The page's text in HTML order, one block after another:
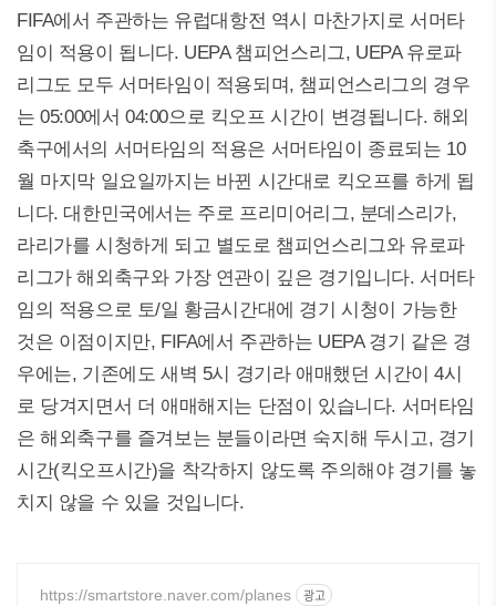
FIFA에서 주관하는 유럽대항전 역시 마찬가지로 서머타
임이 적용이 됩니다. UEPA 챔피언스리그, UEPA 유로파
리그도 모두 서머타임이 적용되며, 챔피언스리그의 경우
는 05:00에서 04:00으로 킥오프 시간이 변경됩니다. 해외
축구에서의 서머타임의 적용은 서머타임이 종료되는 10
월 마지막 일요일까지는 바뀐 시간대로 킥오프를 하게 됩
니다. 대한민국에서는 주로 프리미어리그, 분데스리가,
라리가를 시청하게 되고 별도로 챔피언스리그와 유로파
리그가 해외축구와 가장 연관이 깊은 경기입니다. 서머타
임의 적용으로 토/일 황금시간대에 경기 시청이 가능한
것은 이점이지만, FIFA에서 주관하는 UEPA 경기 같은 경
우에는, 기존에도 새벽 5시 경기라 애매했던 시간이 4시
로 당겨지면서 더 애매해지는 단점이 있습니다. 서머타임
은 해외축구를 즐겨보는 분들이라면 숙지해 두시고, 경기
시간(킥오프시간)을 착각하지 않도록 주의해야 경기를 놓
치지 않을 수 있을 것입니다.
https://smartstore.naver.com/planes 광고